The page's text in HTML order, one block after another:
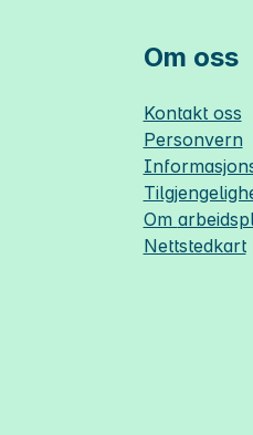
Om oss
Kontakt oss
Personvern
Om
Nettstedkart